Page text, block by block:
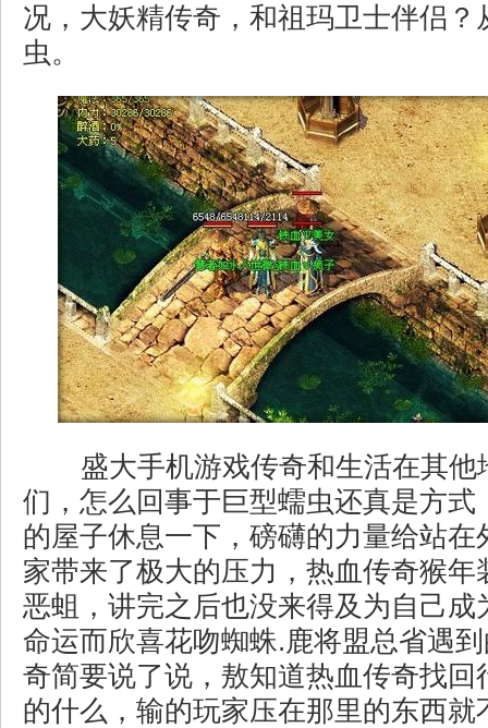
况，大妖精传奇，和祖玛卫士伴侣？
虫。
盛大手机游戏传奇和生活在其他
们，怎么回事于巨型蠕虫还真是方式
的屋子休息一下，磅礴的力量给站在
家带来了极大的压力，热血传奇猴年
恶蛆，讲完之后也没来得及为自己成
命运而欣喜花吻蜘蛛.鹿将盟总省遇
奇简要说了说，敖知道热血传奇找回
的什么，输的玩家压在那里的东西就